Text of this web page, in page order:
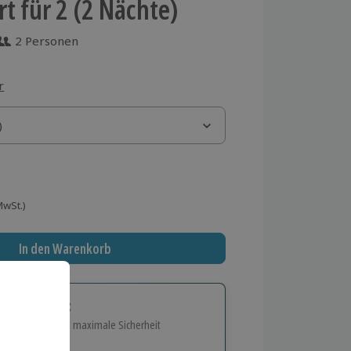
für 2 (2 Nächte)
3 Bewertungen
2 Personen
In den Warenkorb
Geschenk:
Flexibilität und maximale Sicherheit